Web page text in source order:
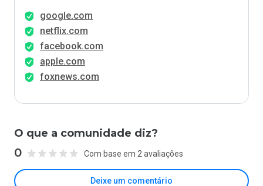
google.com
netflix.com
facebook.com
apple.com
foxnews.com
O que a comunidade diz?
0 Com base em 2 avaliações
Deixe um comentário